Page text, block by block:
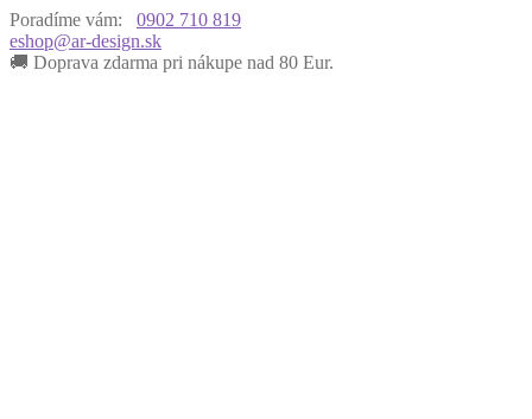
Poradíme vám:
0902 710 819
eshop@ar-design.sk
🚚 Doprava zdarma pri nákupe nad 80 Eur.